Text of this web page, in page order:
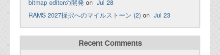
bitmap editorの開発 on Jul 28
RAMS 2027採択へのマイルストーン (2) on Jul 23
Recent Comments